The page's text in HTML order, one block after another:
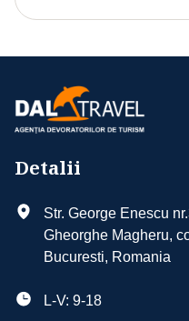
Detalii
Str. George Enescu
Gheorghe Magheru,
Bucuresti, Romania
L-V: 9-18